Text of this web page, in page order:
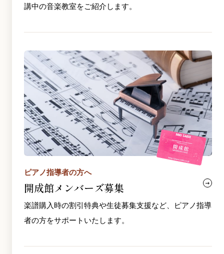
講中の音楽教室をご紹介します。
ピアノ指導者の方へ
開成館メンバーズ募集
楽譜購入時の割引特典や生徒募集支援など、ピアノ指導
者の方をサポートいたします。